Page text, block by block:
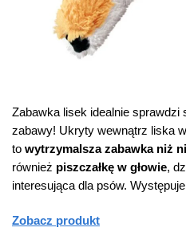
Zabawka lisek idealnie sprawdzi
zabawy! Ukryty wewnątrz liska
to wytrzymalsza zabawka niż
również piszczałkę w głowie,
interesująca dla psów.
Zobacz produkt